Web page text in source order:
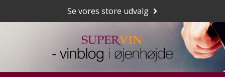
Se vores store udvalg